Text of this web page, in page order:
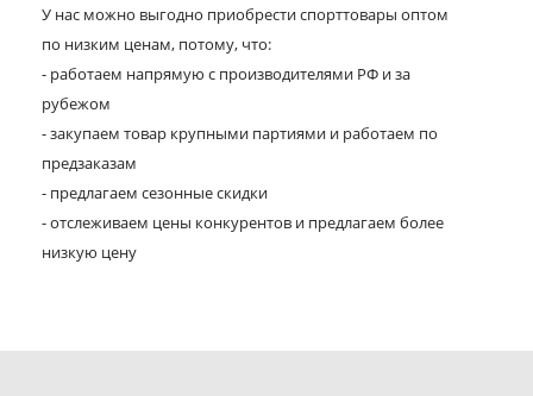
У нас можно выгодно приобрести спорттовары оптом
по низким ценам, потому, что:
- работаем напрямую с производителями РФ и за
рубежом
- закупаем товар крупными партиями и работаем по
предзаказам
- предлагаем сезонные скидки
- отслеживаем цены конкурентов и предлагаем более
низкую цену